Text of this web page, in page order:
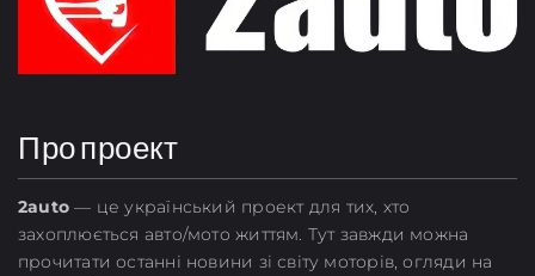
Про проект
2auto — це український проект для тих, хто
захоплюється авто/мото життям. Тут завжди можна
прочитати останні новини зі світу моторів, огляди на